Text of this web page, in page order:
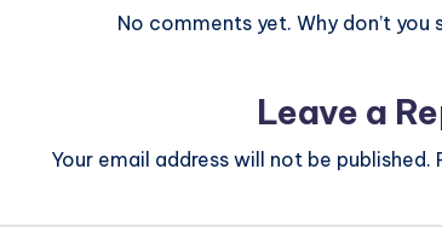
No comments yet. Why don’t
Leave a
Your email address will not be published.